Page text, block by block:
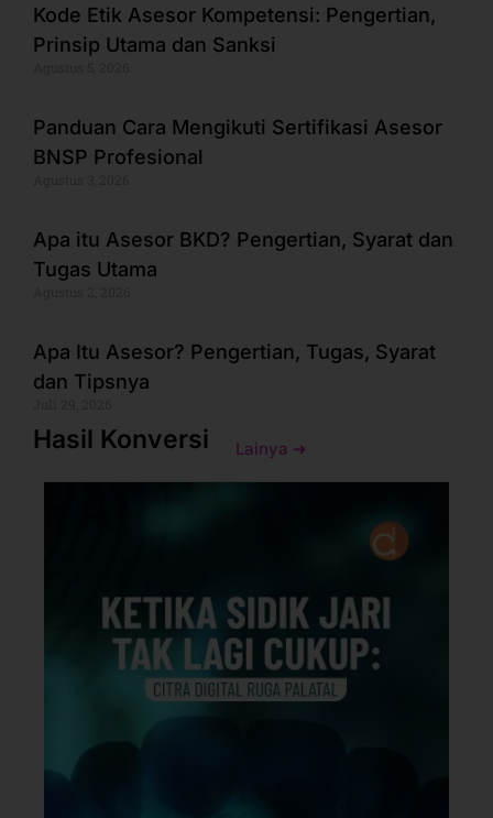
Kode Etik Asesor Kompetensi: Pengertian,
Prinsip Utama dan Sanksi
Panduan Cara Mengikuti Sertifikasi Asesor
BNSP Profesional
Apa itu Asesor BKD? Pengertian, Syarat dan
Tugas Utama
Apa Itu Asesor? Pengertian, Tugas, Syarat
dan Tipsnya
Hasil Konversi Lainya ➜